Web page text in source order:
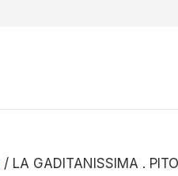
/ LA GADITANISSIMA .